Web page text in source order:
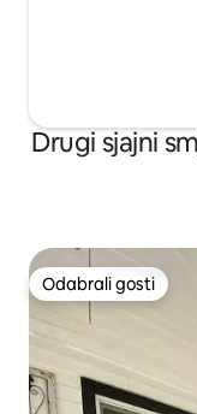
Drugi sjajni
Odabrali gosti
Odabrali gosti